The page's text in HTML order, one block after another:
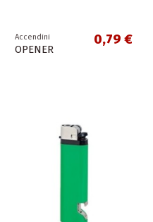
Accendini
OPENER
0,79 €